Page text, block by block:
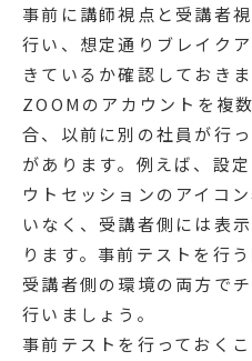
事前に講師視点と受講者
行い、想定通りブレイク
きているか確認しておきま
ZOOMのアカウントを複
合、以前に別の社員が行
があります。例えば、設
ウトセッションのアイコ
いなく、受講者側には表
ります。事前テストを行
受講者側の環境の両方で
行いましょう。
事前テストを行っておく